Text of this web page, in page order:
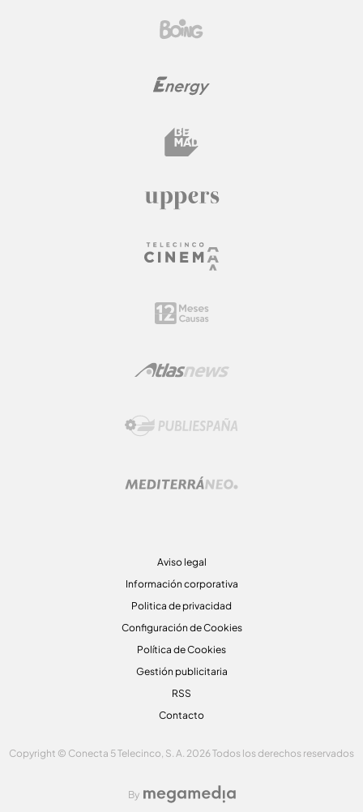
Aviso legal
Información corporativa
Politica de privacidad
Configuración de Cookies
Política de Cookies
Gestión publicitaria
RSS
Contacto
Copyright © Conecta 5 Telecinco, S. A. 2026 Todos los derechos reservados
By